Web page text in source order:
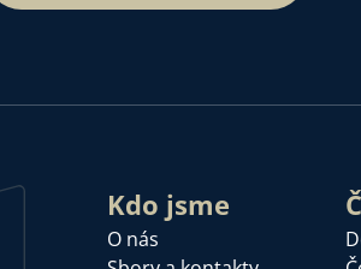
Kdo jsme
O nás